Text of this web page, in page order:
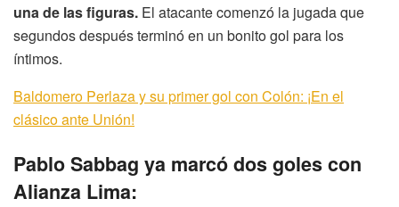
una de las figuras. El atacante comenzó la jugada que
segundos después terminó en un bonito gol para los
íntimos.
Baldomero Perlaza y su primer gol con Colón: ¡En el
clásico ante Unión!
Pablo Sabbag ya marcó dos goles con
Alianza Lima: